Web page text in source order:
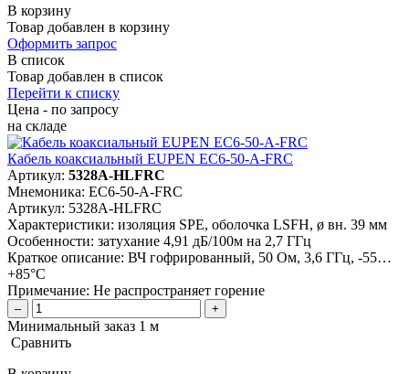
В корзину
Товар добавлен в корзину
Оформить запрос
В список
Товар добавлен в список
Перейти к списку
Цена - по запросу
на складе
Кабель коаксиальный EUPEN EC6-50-A-FRC
Артикул: 5328A-HLFRC
Мнемоника: EC6-50-A-FRC
Артикул: 5328A-HLFRC
Характеристики: изоляция SPE, оболочка LSFH, ø вн. 39 мм
Особенности: затухание 4,91 дБ/100м на 2,7 ГГц
Краткое описание: ВЧ гофрированный, 50 Ом, 3,6 ГГц, -55…
+85°C
Примечание: Не распространяет горение
– +
Минимальный заказ 1 м
Сравнить